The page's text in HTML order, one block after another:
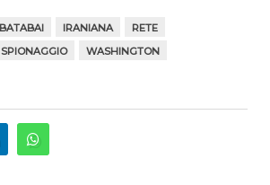
IRANIANA
RETE
SPIONAGGIO WASHINGTON